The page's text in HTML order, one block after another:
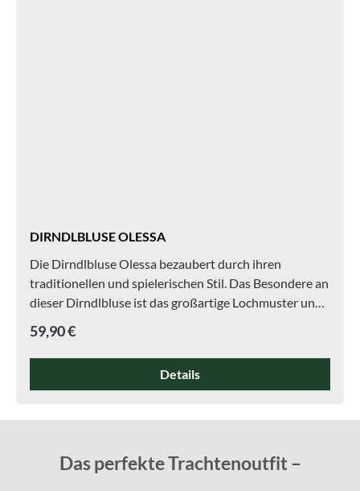
DIRNDLBLUSE OLESSA
Die Dirndlbluse Olessa bezaubert durch ihren
traditionellen und spielerischen Stil. Das Besondere an
dieser Dirndlbluse ist das großartige Lochmuster und
charmanter V-Ausschnitt schmückt unsere
Dirndlbluse Manuela.
Regulärer Preis:
59,90 €
Details
Das perfekte Trachtenoutfit –